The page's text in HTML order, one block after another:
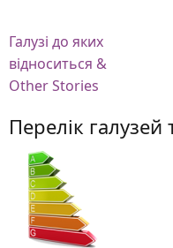
Галузі до яких
відноситься &
Other Stories
Перелік галузей